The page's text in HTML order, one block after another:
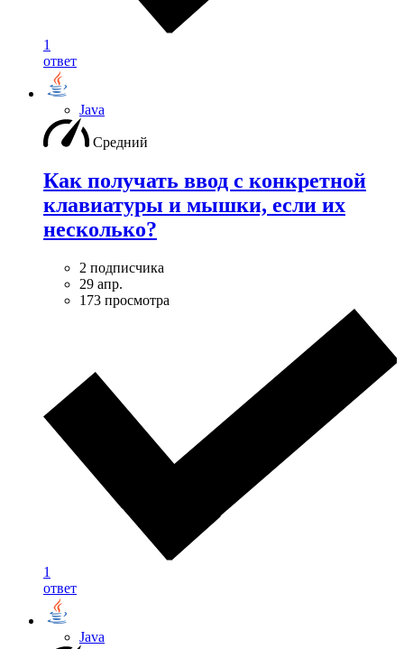
1
ответ
Java
Средний
Как получать ввод с конкретной
клавиатуры и мышки, если их
несколько?
2 подписчика
29 апр.
173 просмотра
1
ответ
Java